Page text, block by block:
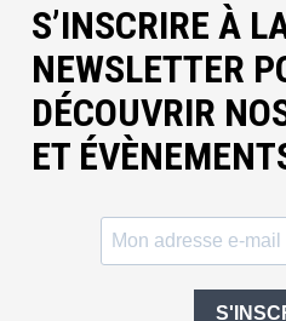
S’INSCRIRE À
NEWSLETTER
DÉCOUVRIR
ET